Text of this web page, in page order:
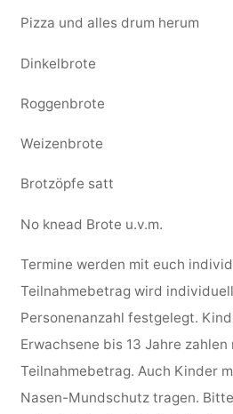
Pizza und alles drum herum
Dinkelbrote
Roggenbrote
Weizenbrote
Brotzöpfe satt
No knead Brote u.v.m.
Termine werden mit euch
Teilnahmebetrag wird
Personenanzahl festgelegt.
Erwachsene bis 13 Jahre
Teilnahmebetrag. Auch Kinder
Nasen-Mundschutz tragen.